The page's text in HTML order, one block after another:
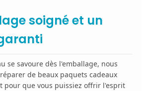
soigné et un
se savoure dès l'emballage, nous
de beaux paquets cadeaux
pour que vous puissiez offrir l'esprit